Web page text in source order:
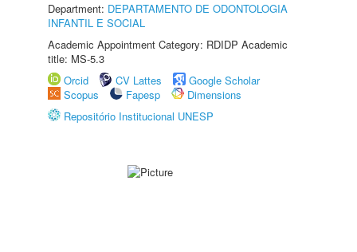
Department: DEPARTAMENTO DE ODONTOLOGIA
INFANTIL E SOCIAL
Academic Appointment Category: RDIDP Academic
title: MS-5.3
Orcid
CV Lattes
Google Scholar
Scopus
Fapesp
Dimensions
Repositório Institucional UNESP